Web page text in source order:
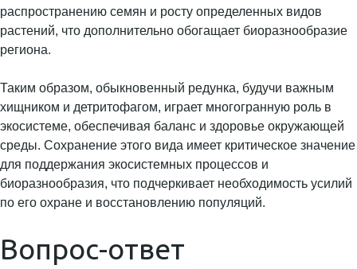
распространению семян и росту определенных видов
растений, что дополнительно обогащает биоразнообразие
региона.
Таким образом, обыкновенный редунка, будучи важным
хищником и детритофагом, играет многогранную роль в
экосистеме, обеспечивая баланс и здоровье окружающей
среды. Сохранение этого вида имеет критическое значение
для поддержания экосистемных процессов и
биоразнообразия, что подчеркивает необходимость усилий
по его охране и восстановлению популяций.
Вопрос-ответ